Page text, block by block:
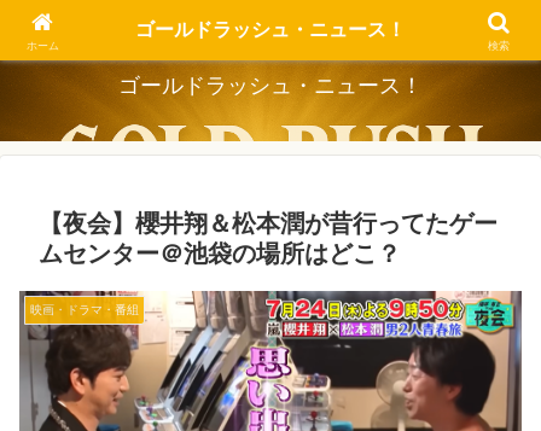
Dig the Trend, Strike the Gold.
ゴールドラッシュ・ニュース！
【夜会】櫻井翔＆松本潤が昔行ってたゲー
ムセンター＠池袋の場所はどこ？
映画・ドラマ・番組
ホーム
ゴールドラッシュ・ニュース！
検索